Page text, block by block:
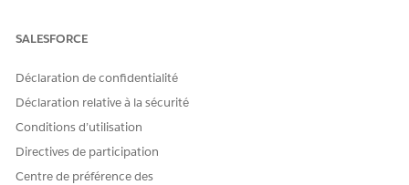
down arrow.
sorted in ascending or descending order.
Select the list members, and click
Preview the selected numbers, and click
SALESFORCE
Déclaration de confidentialité
Déclaration relative à la sécurité
Conditions d’utilisation
Directives de participation
Centre de préférence des